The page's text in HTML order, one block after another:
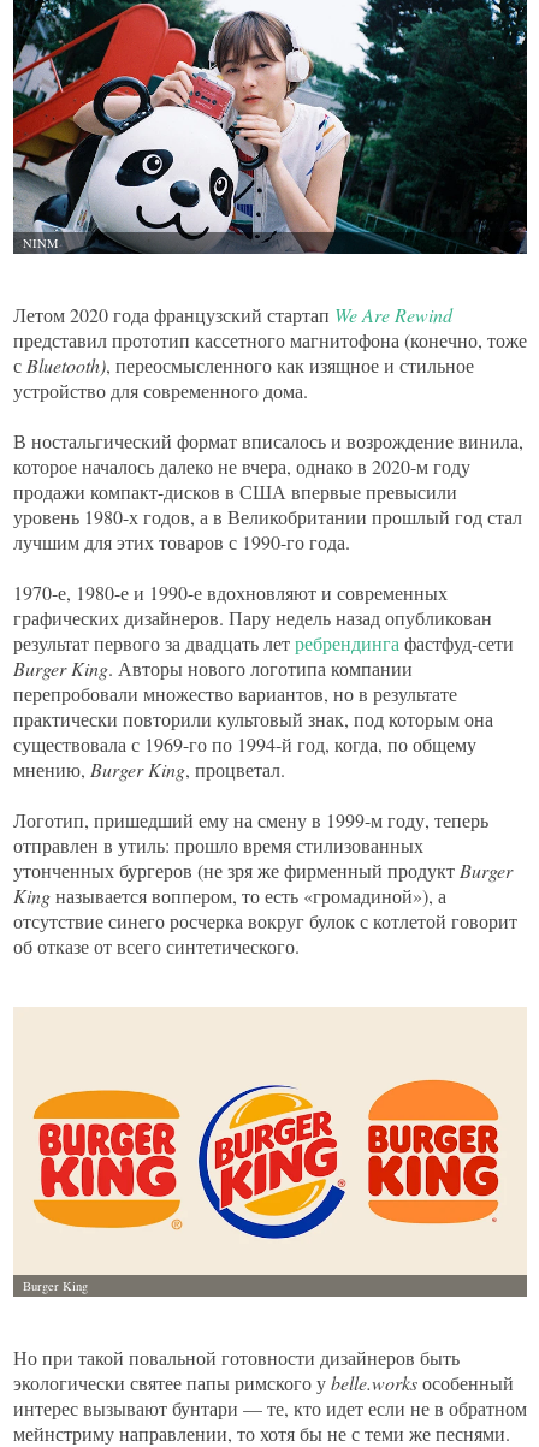
Летом 2020 года французский стартап WeAreRewind
представил прототип кассетного магнитофона (конечно, тоже
сBluetooth), переосмысленного как изящное и стильное
устройство для современного дома.
В ностальгический формат вписалось и возрождение винила,
которое началось далеко не вчера, однако в 2020-м году
продажи компакт-дисков в США впервые превысили
уровень 1980-х годов, а в Великобритании прошлый год стал
лучшим для этих товаров с 1990-го года.
1970-е, 1980-е и 1990-е вдохновляют и современных
графических дизайнеров. Пару недель назад опубликован
результат первого за двадцать летребрендингафастфуд-сети
Burger King. Авторы нового логотипа компании
перепробовали множество вариантов, но в результате
практически повторили культовый знак, под которым она
существовала с 1969-го по 1994-й год, когда, по общему
мнению, Burger King, процветал.
Логотип, пришедший ему на смену в 1999-м году, теперь
отправлен в утиль: прошло время стилизованных
утонченных бургеров (не зря же фирменный продуктBurger
Kingназывается воппером, то есть «громадиной»), а
отсутствие синего росчерка вокруг булок с котлетой говорит
об отказе от всего синтетического.
Но при такой повальной готовности дизайнеров быть
экологически святее папы римского уbelle.worksособенный
интерес вызывают бунтари — те, кто идет если не в обратном
мейнстриму направлении, то хотя бы не с теми же песнями.